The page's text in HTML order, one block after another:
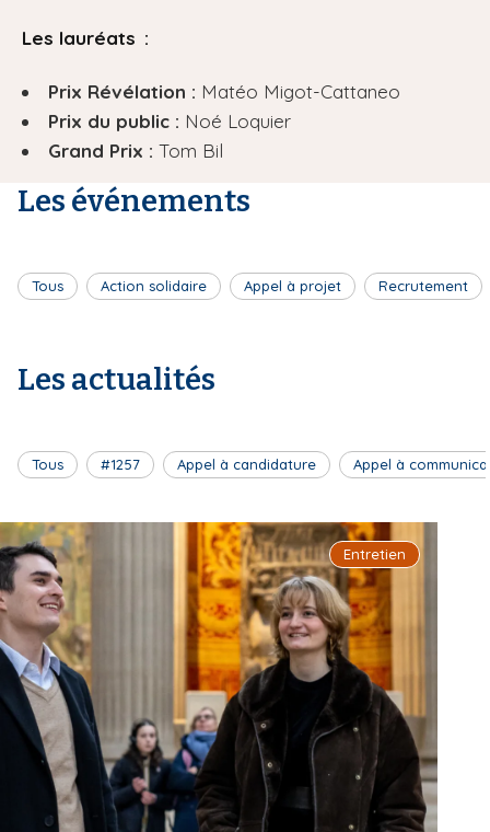
Les lauréats :
Prix Révélation : Matéo Migot-Cattaneo
Prix du public : Noé Loquier
Grand Prix : Tom Bil
Les événements
Tous Action solidaire Appel à projet Recrutement
Les actualités
Tous #1257 Appel à candidature Appel à
Entretien